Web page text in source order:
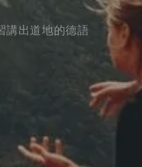
講出道地的德語